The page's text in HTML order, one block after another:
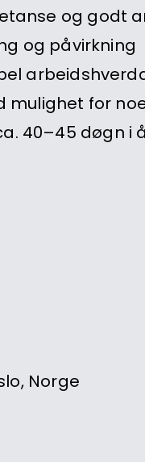
og godt
og påvirkning
mulighet for
40–45 døgn i
Norge